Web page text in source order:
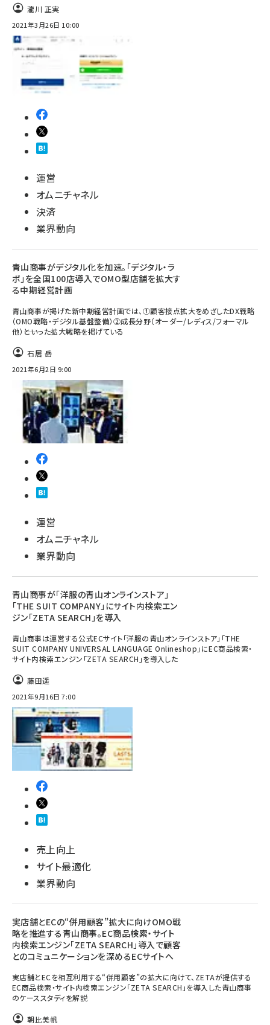
瀧川 正実
2021年3月26日 10:00
運営
オムニチャネル
決済
業界動向
青山商事がデジタル化を加速。「デジタル・ラ
ボ」を全国100店導入でOMO型店舗を拡大す
る中期経営計画
青山商事が掲げた新中期経営計画では、①顧客接点拡大をめざしたDX戦略
（OMO戦略・デジタル基盤整備）②成長分野（オーダー/レディス/フォーマル
他）――といった拡大戦略を掲げている
石居 岳
2021年6月2日 9:00
運営
オムニチャネル
業界動向
青山商事が「洋服の青山オンラインストア」
「THE SUIT COMPANY」にサイト内検索エン
ジン「ZETA SEARCH」を導入
青山商事は運営する公式ECサイト「洋服の青山オンラインストア」「THE
SUIT COMPANY UNIVERSAL LANGUAGE Onlineshop」にEC商品検索・
サイト内検索エンジン「ZETA SEARCH」を導入した
藤田遥
2021年9月16日 7:00
売上向上
サイト最適化
業界動向
実店舗とECの“併用顧客”拡大に向けOMO戦
略を推進する青山商事。EC商品検索・サイト
内検索エンジン「ZETA SEARCH」導入で顧客
とのコミュニケーションを深めるECサイトへ
実店舗とECを相互利用する“併用顧客”の拡大に向けて、ZETAが提供する
EC商品検索・サイト内検索エンジン「ZETA SEARCH」を導入した青山商事
のケーススタディを解説
朝比美帆